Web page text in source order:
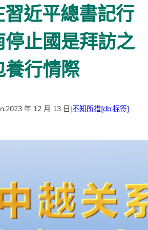
近平總書記行
止國是拜訪之
養行情際
2023 年 12 月 13 日|不知所措[db:标签]